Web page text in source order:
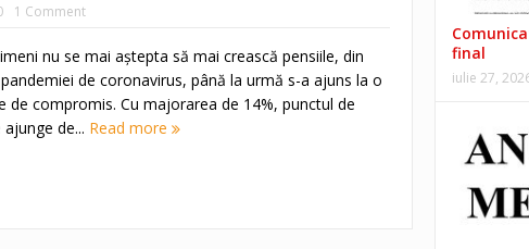
1 Comment
nu se mai aștepta să mai crească pensiile, din
de coronavirus, până la urmă s-a ajuns la o
de compromis. Cu majorarea de 14%, punctul de
ajunge de... Read more
final
iulie 27,